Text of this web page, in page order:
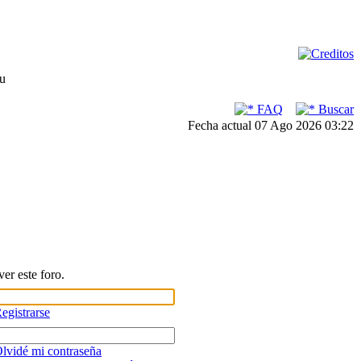
FAQ
Buscar
Fecha actual 07 Ago 2026 03:22
este foro.
mi contraseña